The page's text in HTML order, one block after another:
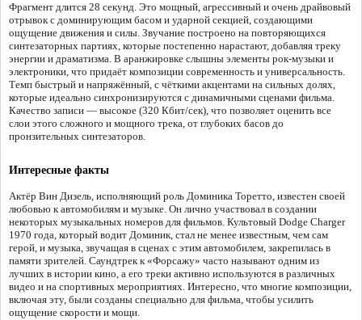
Фрагмент длится 28 секунд. Это мощный, агрессивный и очень драйвовый
отрывок с доминирующим басом и ударной секцией, создающими
ощущение движения и силы. Звучание построено на повторяющихся
синтезаторных партиях, которые постепенно нарастают, добавляя треку
энергии и драматизма. В аранжировке слышны элементы рок-музыки и
электроники, что придаёт композиции современность и универсальность.
Темп быстрый и напряжённый, с чёткими акцентами на сильных долях,
которые идеально синхронизируются с динамичными сценами фильма.
Качество записи — высокое (320 Кбит/сек), что позволяет оценить все
слои этого сложного и мощного трека, от глубоких басов до
пронзительных синтезаторов.
Интересные факты
Актёр Вин Дизель, исполняющий роль Доминика Торетто, известен своей
любовью к автомобилям и музыке. Он лично участвовал в создании
некоторых музыкальных номеров для фильмов. Культовый Dodge Charger
1970 года, который водит Доминик, стал не менее известным, чем сам
герой, и музыка, звучащая в сценах с этим автомобилем, закрепилась в
памяти зрителей. Саундтрек к «Форсажу» часто называют одним из
лучших в истории кино, а его треки активно используются в различных
видео и на спортивных мероприятиях. Интересно, что многие композиции,
включая эту, были созданы специально для фильма, чтобы усилить
ощущение скорости и мощи.